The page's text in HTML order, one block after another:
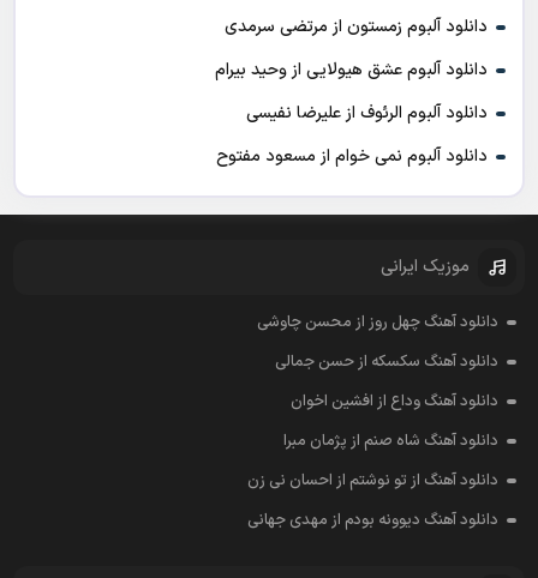
دانلود آلبوم زمستون از مرتضی سرمدی
دانلود آلبوم عشق هیولایی از وحید بیرام
دانلود آلبوم الرئوف از علیرضا نفیسی
دانلود آلبوم نمی خوام از مسعود مفتوح
موزیک ایرانی
دانلود آهنگ چهل روز از محسن چاوشی
دانلود آهنگ سکسکه از حسن جمالی
دانلود آهنگ وداع از افشين اخوان
دانلود آهنگ شاه صنم از پژمان مبرا
دانلود آهنگ از تو نوشتم از احسان نی زن
دانلود آهنگ دیوونه بودم از مهدی جهانی